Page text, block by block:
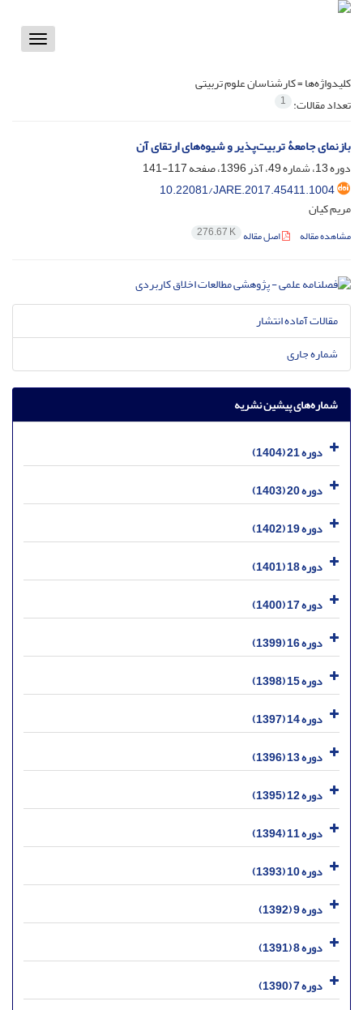
Toggle
کلیدواژه‌ها =کارشناسان علوم تربیتی
تعداد مقالات: 1
بازنمای جامعۀ تربیت‌پذیر و شیوه‌های ارتقای آن
دوره 13، شماره 49، آذر 1396، صفحه
117-141
10.22081/JARE.2017.45411.1004
مریم کیان
مشاهده مقاله اصل مقاله 276.67 K
مقالات آماده انتشار
شماره جاری
شماره‌های پیشین نشریه
دوره 21 (1404)
دوره 20 (1403)
دوره 19 (1402)
دوره 18 (1401)
دوره 17 (1400)
دوره 16 (1399)
دوره 15 (1398)
دوره 14 (1397)
دوره 13 (1396)
دوره 12 (1395)
دوره 11 (1394)
دوره 10 (1393)
دوره 9 (1392)
دوره 8 (1391)
دوره 7 (1390)